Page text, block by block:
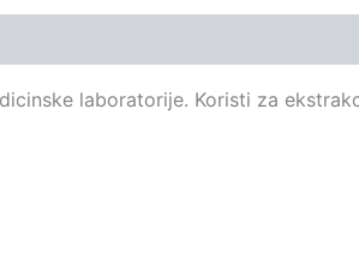
laboratorije. Koristi za